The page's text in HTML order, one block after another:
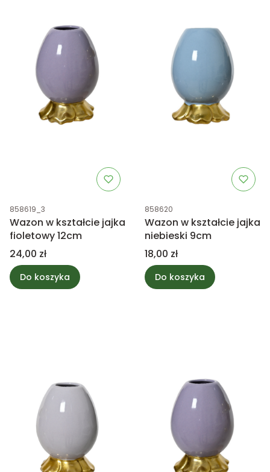
Kod produktu
858619_3
Wazon w kształcie jajka
fioletowy 12cm
Cena
24,00 zł
Do koszyka
Kod produktu
858620
Wazon w kształcie jajka
niebieski 9cm
Cena
18,00 zł
Do koszyka